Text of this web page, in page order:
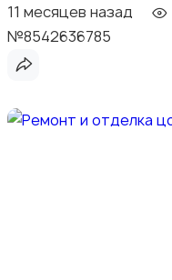
11 месяцев назад
№8542636785